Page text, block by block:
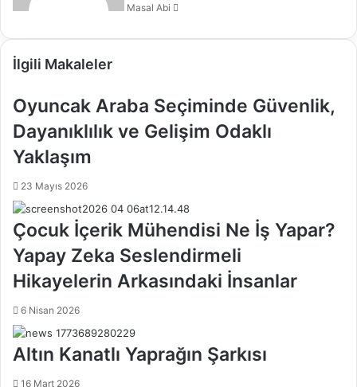
Masal Abi
İlgili Makaleler
Oyuncak Araba Seçiminde Güvenlik,
Dayanıklılık ve Gelişim Odaklı
Yaklaşım
23 Mayıs 2026
Çocuk İçerik Mühendisi Ne İş Yapar?
Yapay Zeka Seslendirmeli
Hikayelerin Arkasındaki İnsanlar
6 Nisan 2026
Altın Kanatlı Yaprağın Şarkısı
16 Mart 2026